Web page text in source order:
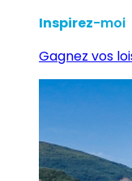
Inspirez-moi
Gagnez vos